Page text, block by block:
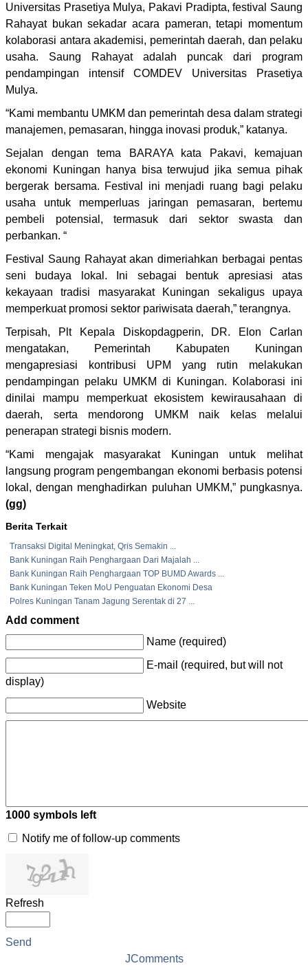
Universitas Prasetiya Mulya, Pakavi Pradipta, festival Saung
Rahayat bukan sekadar acara pameran, tetapi momentum
kolaborasi antara akademisi, pemerintah daerah, dan pelaku
usaha. Saung Rahayat adalah puncak dari program
pendampingan intensif COMDEV Universitas Prasetiya
Mulya.
“Kami membantu UMKM dan pemerintah desa dalam strategi
manajemen, pemasaran, hingga inovasi produk,” katanya.
Sejalan dengan tema BARAYA kata Pakavi, kemajuan
ekonomi Kuningan hanya bisa terwujud jika semua pihak
bergerak bersama. Festival ini menjadi ruang bagi pelaku
usaha untuk memperluas jaringan pemasaran, bertemu
pembeli potensial, termasuk dari sektor swasta dan
perbankan. “
Festival Saung Rahayat akan dimeriahkan berbagai pentas
seni budaya lokal. Ini sebagai bentuk apresiasi atas
kekayaan tradisi masyarakat Kuningan sekaligus upaya
memperkuat promosi sektor pariwisata daerah,” terangnya.
Terpisah, Plt Kepala Diskopdagperin, DR. Elon Carlan
mengatakan, Pemerintah Kabupaten Kuningan
mengapresiasi kontribusi UPM yang rutin melakukan
pendampingan pelaku UMKM di Kuningan. Kolaborasi ini
dinilai mampu memperkuat ekosistem kewirausahaan di
daerah, serta mendorong UMKM naik kelas melalui
penerapan strategi bisnis modern.
“Kami mengajak masyarakat Kuningan untuk melihat
langsung program pengembangan ekonomi berbasis potensi
lokal, dengan menghadirkan puluhan UMKM,” pungkasnya.
(gg)
Berita Terkait
Transaksi Digital Meningkat, Qris Semakin ...
Bank Kuningan Raih Penghargaan Dari Majalah ...
Bank Kuningan Raih Penghargaan TOP BUMD Awards ...
Bank Kuningan Teken MoU Penguatan Ekonomi Desa
Polres Kuningan Tanam Jagung Serentak di 27 ...
Add comment
Name (required)
E-mail (required, but will not
display)
Website
1000 symbols left
Notify me of follow-up comments
Refresh
Send
JComments